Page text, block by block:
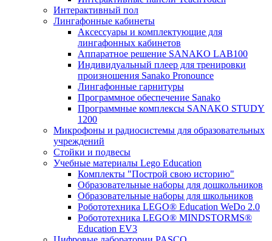
Интерактивный пол
Лингафонные кабинеты
Аксессуары и комплектующие для
лингафонных кабинетов
Аппаратное решение SANAKO LAB100
Индивидуальный плеер для тренировки
произношения Sanako Pronounce
Лингафонные гарнитуры
Программное обеспечение Sanako
Программные комплексы SANAKO STUDY
1200
Микрофоны и радиосистемы для образовательных
учреждений
Стойки и подвесы
Учебные материалы Lego Education
Комплекты "Построй свою историю"
Образовательные наборы для дошкольников
Образовательные наборы для школьников
Робототехника LEGO® Education WeDo 2.0
Робототехника LEGO® MINDSTORMS®
Education EV3